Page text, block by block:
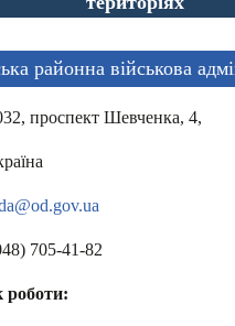
районна військова
проспект Шевченка, 4,
705-41-82
роботи: